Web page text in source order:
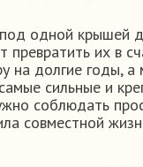
одной крышей
превратить их в
на долгие годы, а
сильные и
соблюдать
совместной